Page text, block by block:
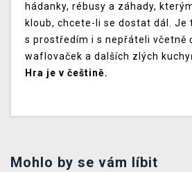
hádanky, rébusy a záhady,
kloub, chcete-li se dostat dál. Je
s prostředím i s nepřáteli včetně
waflovaček a dalších zlých
Hra je v češtině.
Mohlo by se vám líbit